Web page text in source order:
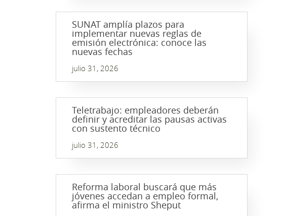
SUNAT amplía plazos para
implementar nuevas reglas de
emisión electrónica: conoce las
nuevas fechas
julio 31, 2026
Teletrabajo: empleadores deberán
definir y acreditar las pausas activas
con sustento técnico
julio 31, 2026
Reforma laboral buscará que más
jóvenes accedan a empleo formal,
afirma el ministro Sheput